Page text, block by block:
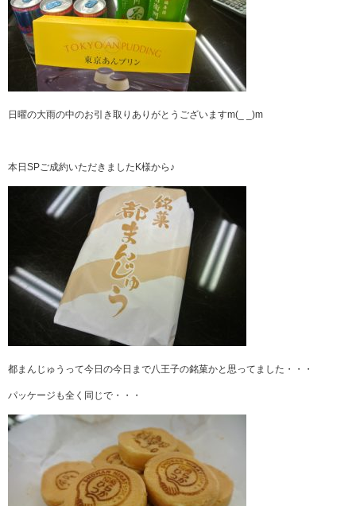
日曜の大雨の中のお引き取りありがとうございますm(_ _)m
本日SPご成約いただきましたK様から♪
都まんじゅうって今日の今日まで八王子の銘菓かと思ってました・・・
パッケージも全く同じで・・・